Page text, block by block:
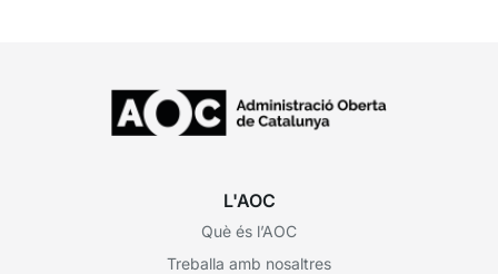
L'AOC
Què és l’AOC
Treballa amb nosaltres